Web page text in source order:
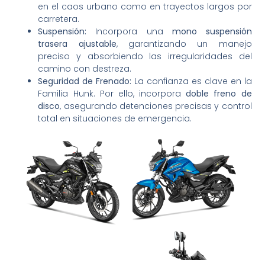
en el caos urbano como en trayectos largos por
carretera.
Suspensión: Incorpora una mono suspensión
trasera ajustable, garantizando un manejo
preciso y absorbiendo las irregularidades del
camino con destreza.
Seguridad de Frenado: La confianza es clave en la
Familia Hunk. Por ello, incorporadoble freno de
disco, asegurando detenciones precisas y control
total en situaciones de emergencia.